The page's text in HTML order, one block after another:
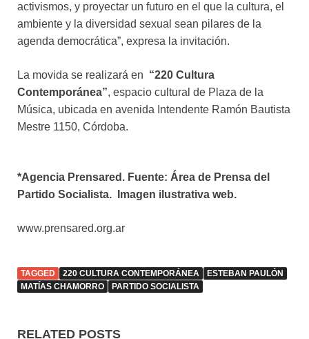
activismos, y proyectar un futuro en el que la cultura, el
ambiente y la diversidad sexual sean pilares de la
agenda democrática”, expresa la invitación.
La movida se realizará en “220 Cultura
Contemporánea”, espacio cultural de Plaza de la
Música, ubicada en avenida Intendente Ramón Bautista
Mestre 1150, Córdoba.
*Agencia Prensared. Fuente: Área de Prensa del
Partido Socialista. Imagen ilustrativa web.
www.prensared.org.ar
TAGGED 220 CULTURA CONTEMPORÁNEA
ESTEBAN PAULÓN
MATÍAS CHAMORRO
PARTIDO SOCIALISTA
RELATED POSTS